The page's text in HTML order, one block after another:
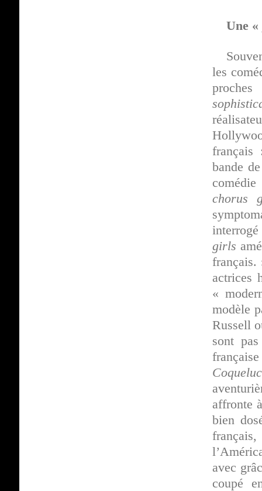
Une «
les
bande
chorus
girls
français.
actrices
«
modèle
Russell
sont
affronte
bien
avec
coupé